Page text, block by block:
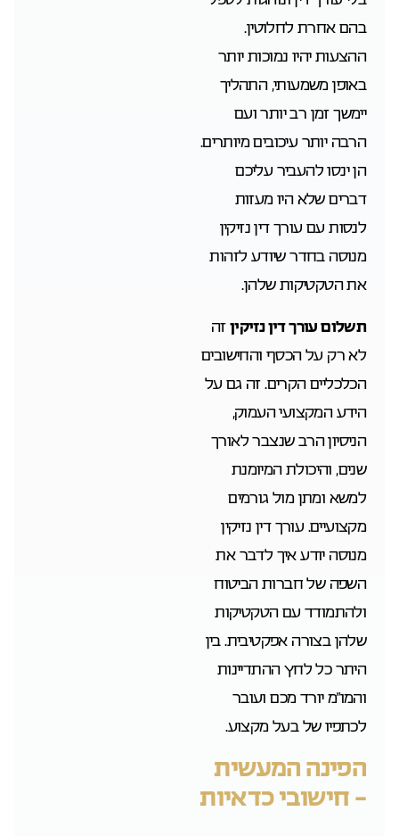
בהם אחרת לחלוטין.
ההצעות יהיו נמוכות יותר
באופן משמעותי, התהליך
יימשך זמן רב יותר ועם
הרבה יותר עיכובים מיותרים.
הן ינסו להעביר עליכם
דברים שלא היו מעזות
לנסות עם עורך דין נזיקין
מנוסה בחדר שיודע לזהות
את הטקטיקות שלהן.
תשלום עורך דין נזיקיןזה
לא רק על הכסף והחישובים
הכלכליים הקרים. זה גם על
הידע המקצועי העמוק,
הניסיון הרב שנצבר לאורך
שנים, והיכולת המיומנת
למשא ומתן מול גורמים
מקצועיים. עורך דין נזיקין
מנוסה יודע איך לדבר את
השפה של חברות הביטוח
ולהתמודד עם הטקטיקות
שלהן בצורה אפקטיבית. בין
היתר כל לחץ ההתדיינות
והמו”מ יורד מכם ועובר
לכתפיו של בעל מקצוע.
הפינה המעשית
– חישובי כדאיות